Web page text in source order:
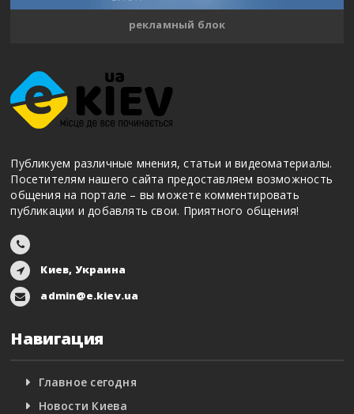
рекламный блок
Публикуем различные мнения, статьи и видеоматериалы.
Посетителям нашего сайта предоставляем возможность
общения на портале – вы можете комментировать
публикации и добавлять свои. Приятного общения!
Киев, Украина
admin@e.kiev.ua
Навигация
Главное сегодня
Новости Киева